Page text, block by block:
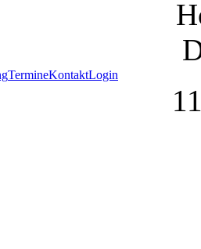
TermineKontaktLogin